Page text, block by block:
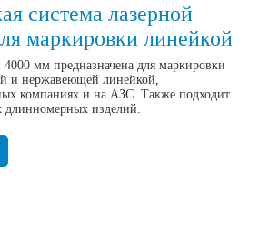
система лазерной
маркировки линейкой
мм предназначена для маркировки
и нержавеющей линейкой,
компаниях и на АЗС. Также подходит
длинномерных изделий.